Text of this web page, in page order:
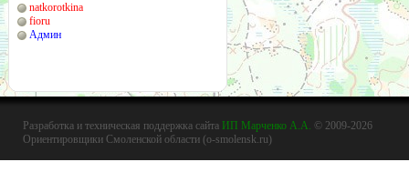
natkorotkina
fioru
Админ
Разработка и техническая поддержка сайта ИП Марченко А.А. © 2009-2026
Ориентировщики Смоленской области (o-smolensk.ru)